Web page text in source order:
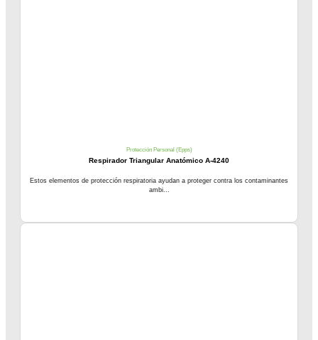
Protección Personal (Epps)
Respirador Triangular Anatómico A-4240
Estos elementos de protección respiratoria ayudan a proteger contra los contaminantes
ambi...